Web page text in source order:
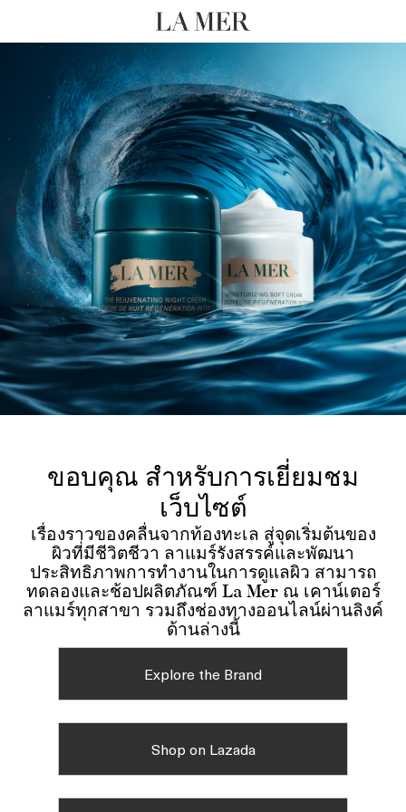
ขอบคุณ สำหรับการเยี่ยมชม
เว็บไซต์
เรื่องราวของคลื่นจากท้องทะเล สู่จุดเริ่มต้นของ
ผิวที่มีชีวิตชีวา ลาแมร์รังสรรค์และพัฒนา
ประสิทธิภาพการทำงานในการดูแลผิว สามารถ
ทดลองและช้อปผลิตภัณฑ์ La Mer ณ เคาน์เตอร์
ลาแมร์ทุกสาขา รวมถึงช่องทางออนไลน์ผ่านลิงค์
ด้านล่างนี้
Explore the Brand
Shop on Lazada